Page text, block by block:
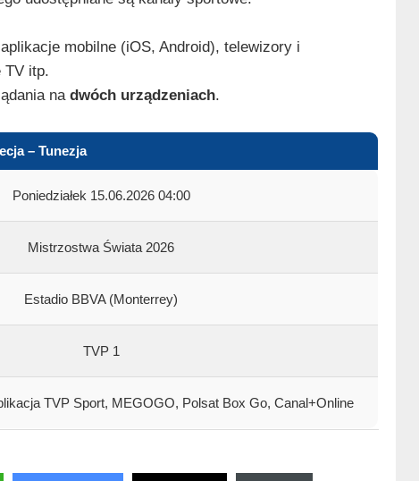
mobilne (iOS, Android), telewizory i
TV itp.
na dwóch urządzeniach.
– Tunezja
Poniedziałek 15.06.2026 04:00
Mistrzostwa Świata 2026
Estadio BBVA (Monterrey)
TVP 1
TVP Sport, MEGOGO, Polsat Box Go, Canal+Online